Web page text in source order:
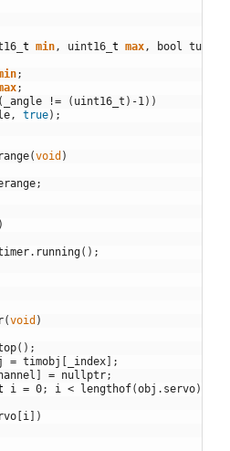
t min, uint16 t max, bool turn
;
;
( _angle != ( uint16_t ) -1) )
, true) ;
(void )
;
)
. running( ) ;
(void )
( ) ;
= timobj _index
;
= nullptr;
i = 0; i < lengthof(obj . servo)
i
)